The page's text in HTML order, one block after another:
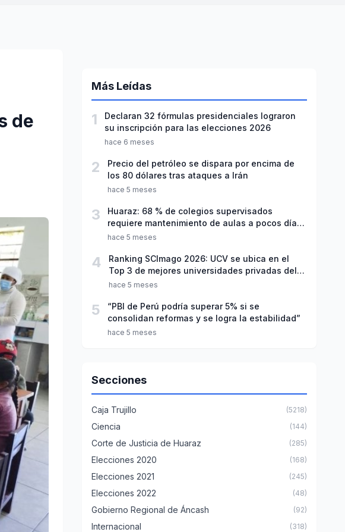
de
Más Leídas
1
Declaran 32 fórmulas presidenciales lograron
su inscripción para las elecciones 2026
hace 6 meses
2
Precio del petróleo se dispara por encima de
los 80 dólares tras ataques a Irán
hace 5 meses
3
Huaraz: 68 % de colegios supervisados
requiere mantenimiento de aulas a pocos días
de inicio del año escolar 2026
hace 5 meses
4
Ranking SCImago 2026: UCV se ubica en el
Top 3 de mejores universidades privadas del
Perú
hace 5 meses
5
“PBI de Perú podría superar 5% si se
consolidan reformas y se logra la estabilidad”
hace 5 meses
Secciones
Caja Trujillo (5218)
Ciencia (144)
Corte de Justicia de Huaraz (285)
Elecciones 2020 (168)
Elecciones 2021 (245)
Elecciones 2022 (48)
Gobierno Regional de Áncash (92)
Internacional (318)